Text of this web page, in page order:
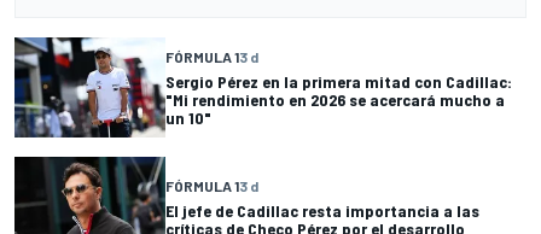
FÓRMULA 13 d
Sergio Pérez en la primera mitad con Cadillac:
"Mi rendimiento en 2026 se acercará mucho a
un 10"
FÓRMULA 13 d
El jefe de Cadillac resta importancia a las
críticas de Checo Pérez por el desarrollo